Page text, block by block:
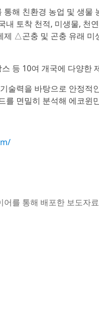
해 친환경 농업 및 생
토착 천적, 미생물, 천
제 △곤충 및 곤충 유래
등 10여 개국에 다양
술력을 바탕으로 안정
를 면밀히 분석해 에코
어를 통해 배포한 보도자